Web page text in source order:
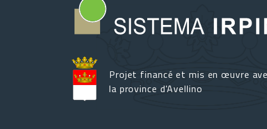
Projet financé et mis en œuvre
la province d'Avellino